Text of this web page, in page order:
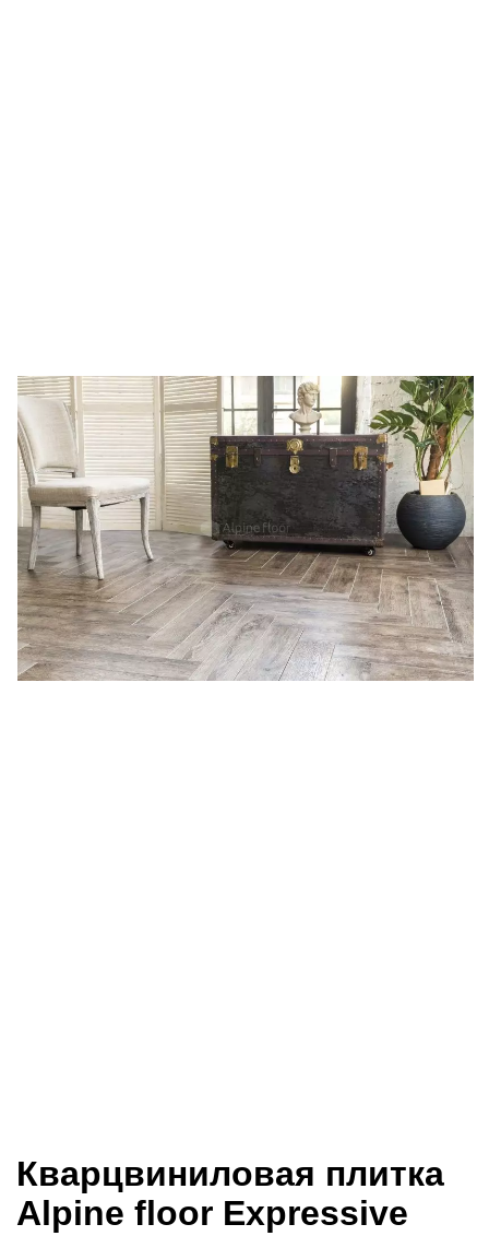
Кварцвиниловая плитка
Alpine floor Expressive